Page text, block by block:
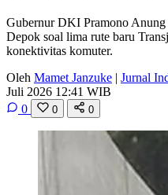
Gubernur DKI Pramono Anung
Depok soal lima rute baru
konektivitas komuter.
Oleh Mamet Janzuke | Jurnal
Juli 2026 12:41 WIB
0
0 0